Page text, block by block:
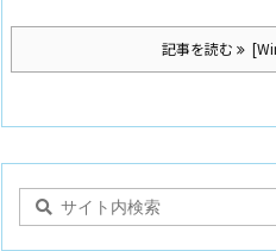
記事を読む